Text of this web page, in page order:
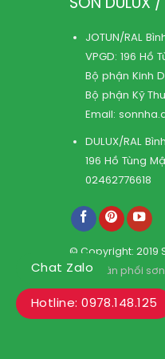
SƠN DULUX
JOTUN/RAL
VPGD: 196 Hồ
Bộ phận Kinh
Bộ phận Kỹ
Email:
DULUX/RAL
196 Hồ Tùng
02462776618
© Copyright: 2019
Kho phân phối
Chat Zalo
Hotline: 0978.148.125